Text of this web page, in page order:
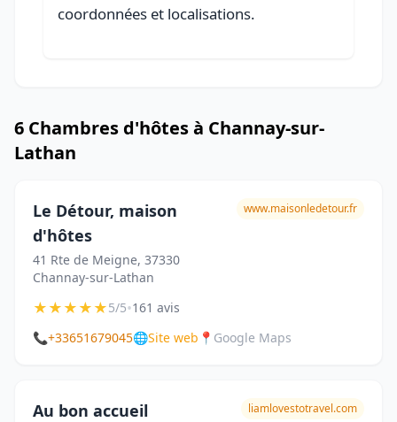
coordonnées et localisations.
6 Chambres d'hôtes à Channay-sur-
Lathan
Le Détour, maison
d'hôtes
41 Rte de Meigne, 37330
Channay-sur-Lathan
www.maisonledetour.fr
★★★★★5/5•161 avis
📞+33651679045🌐Site web 📍 Google Maps
Au bon accueil liamlovestotravel.com